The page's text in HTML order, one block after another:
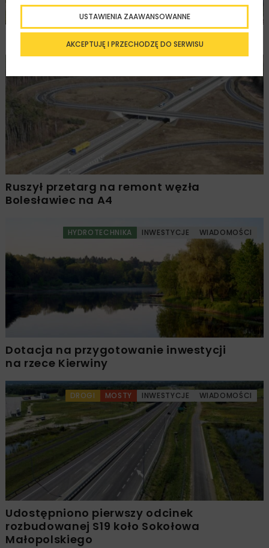
Nowy wiadukt w Żorach oddany do użytku
Ruszył przetarg na remont węzła
Bolesławiec na A4
HYDROTECHNIKA INWESTYCJE WIADOMOŚCI
Dotacja na przygotowanie inwestycji
na rzece Kierwiny
DROGI MOSTY INWESTYCJE WIADOMOŚCI
Udostępniono pierwszy odcinek
rozbudowanej S19 koło Sokołowa
Małopolskiego
AKCEPTUJĘ I PRZECHODZĘ DO SERWISU
USTAWIENIA ZAAWANSOWANNE